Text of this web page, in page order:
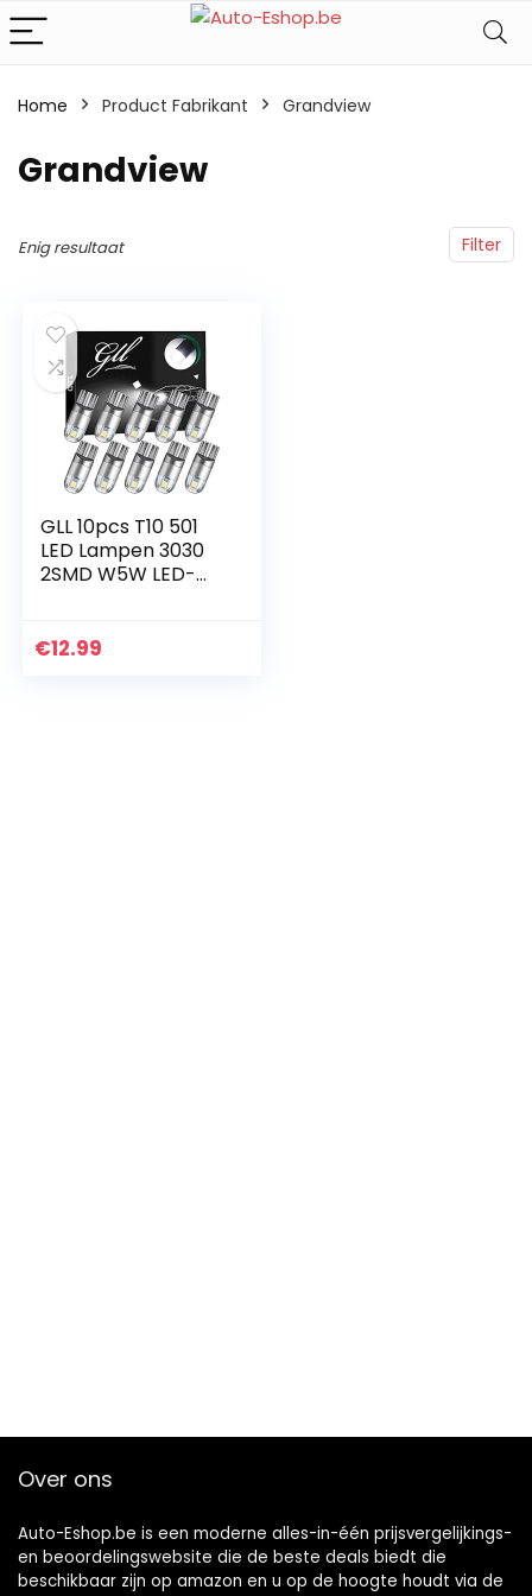
Home Product Fabrikant ‎Grandview
‎Grandview
Filter
Enig resultaat
GLL 10pcs T10 501
LED Lampen 3030
2SMD W5W LED-
€12.99
Over ons
Auto-Eshop.be is een moderne alles-in-één prijsvergelijkings-
en beoordelingswebsite die de beste deals biedt die
beschikbaar zijn op amazon en u op de hoogte houdt via de